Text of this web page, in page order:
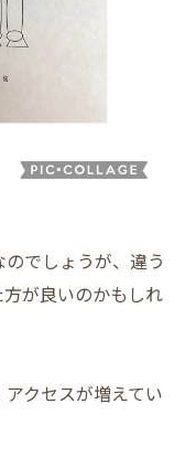
でしょうが、違う
が良いのかもしれ
クセスが増えてい